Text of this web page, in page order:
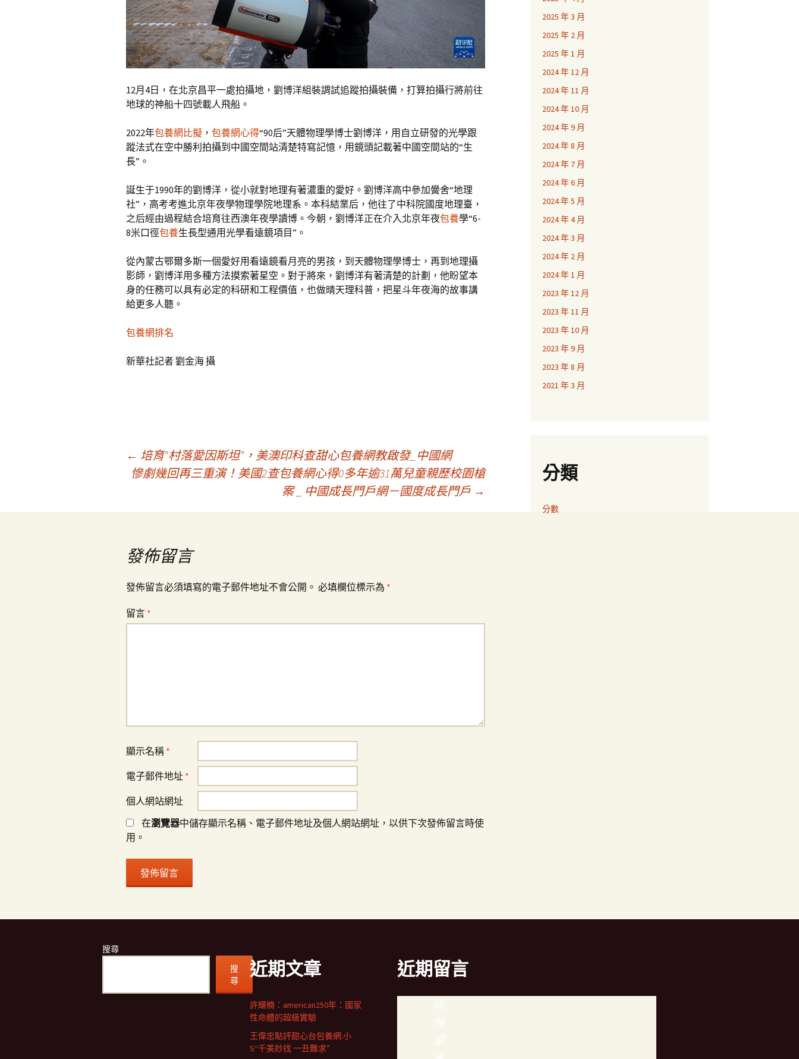
12月4日，在北京昌平一處拍攝地，劉博洋組裝調試追蹤拍攝裝備，打算拍攝行將前往
地球的神船十四號載人飛船。
2022年包養網比擬 ， 包養網心得“90后”天體物理學博士劉博洋，用自立研發的光學跟
蹤法式在空中勝利拍攝到中國空間站清楚特寫記憶，用鏡頭記載著中國空間站的“生
長”。
誕生于1990年的劉博洋，從小就對地理有著濃重的愛好。劉博洋高中參加黌舍“地理
社”，高考考進北京年夜學物理學院地理系。本科結業后，他往了中科院國度地理臺，
之后經由過程結合培育往西澳年夜學讀博。今朝，劉博洋正在介入北京年夜包養學“6-
8米口徑包養生長型通用光學看遠鏡項目”。
從內蒙古鄂爾多斯一個愛好用看遠鏡看月亮的男孩，到天體物理學博士，再到地理攝
影師，劉博洋用多種方法摸索著星空。對于將來，劉博洋有著清楚的計劃，他盼望本
身的任務可以具有必定的科研和工程價值，也做晴天理科普，把星斗年夜海的故事講
給更多人聽。
包養網排名
新華社記者 劉金海 攝
← 培育“村落愛因斯坦”，美澳印科查甜心包養網教啟發_中國網
慘劇幾回再三重演！美國2查包養網心得0多年逾31萬兒童親歷校園槍
案 _ 中國成長門戶網－國度成長門戶 →
發佈留言
發佈留言必須填寫的電子郵件地址不會公開。 必填欄位標示為 *
留言 *
顯示名稱 *
電子郵件地址 *
個人網站網址
在瀏覽器中儲存顯示名稱、電子郵件地址及個人網站網址，以供下次發佈留言時使
用。
2025 年 3 月
2025 年 2 月
2025 年 1 月
2024 年 12 月
2024 年 11 月
2024 年 10 月
2024 年 9 月
2024 年 8 月
2024 年 7 月
2024 年 6 月
2024 年 5 月
2024 年 4 月
2024 年 3 月
2024 年 2 月
2024 年 1 月
2023 年 12 月
2023 年 11 月
2023 年 10 月
2023 年 9 月
2023 年 8 月
2021 年 3 月
分類
分數
搜尋
搜
尋
近期文章
許耀楠：american250年：國家
性命體的超級實驗
王偉忠點評甜心台包養網:小
S“千美妙找 一丑難求”
近期留言
尚
無
留